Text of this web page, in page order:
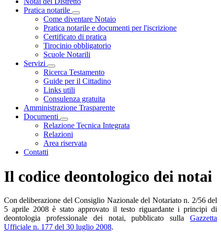
Pratica notarile
Visualizza menù di secondo livello
Come diventare Notaio
Pratica notarile e documenti per l'iscrizione
Certificato di pratica
Tirocinio obbligatorio
Scuole Notarili
Servizi
Visualizza menù di secondo livello
Ricerca Testamento
Guide per il Cittadino
Links utili
Consulenza gratuita
Amministrazione Trasparente
Documenti
Visualizza menù di secondo livello
Relazione Tecnica Integrata
Relazioni
Area riservata
Contatti
Il codice deontologico dei notai
Con deliberazione del Consiglio Nazionale del Notariato n. 2/56 del
5 aprile 2008 è stato approvato il testo riguardante i principi di
deontologia professionale dei notai, pubblicato sulla Gazzetta
Ufficiale n. 177 del 30 luglio 2008.